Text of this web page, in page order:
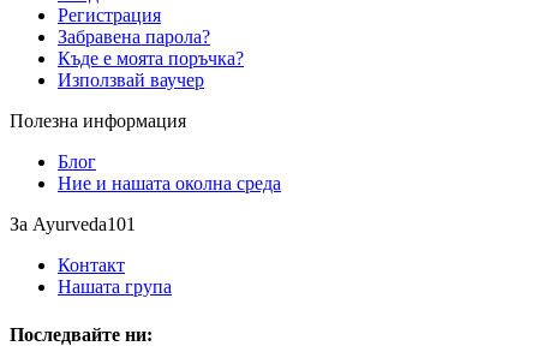
Регистрация
Забравена парола?
Къде е моята поръчка?
Използвай ваучер
Полезна информация
Блог
Ние и нашата околна среда
За Ayurveda101
Контакт
Нашата група
Последвайте ни: